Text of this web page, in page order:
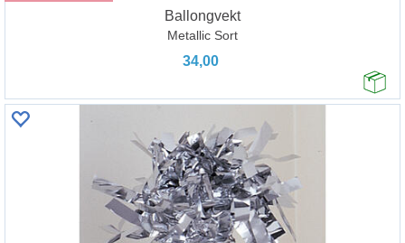
Ballongvekt
Metallic Sort
34,00